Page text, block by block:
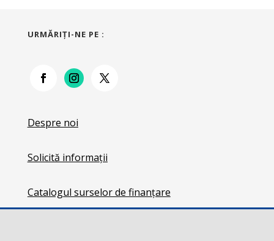
URMĂRIŢI-NE PE :
Despre noi
Solicită informații
Catalogul surselor de finanțare